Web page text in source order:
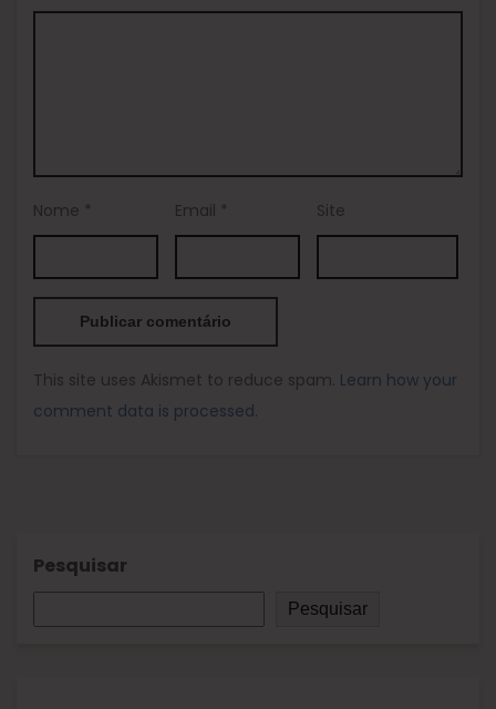
Nome * Email * Site
This site uses Akismet to reduce spam. Learn how your
comment data is processed.
Pesquisar
Pesquisar